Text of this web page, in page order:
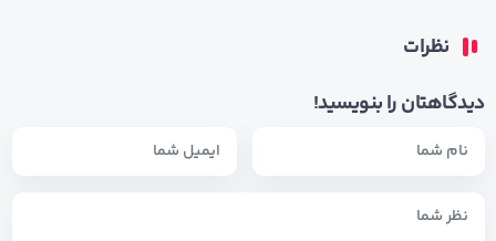
نظرات
دیدگاهتان را بنویسید!